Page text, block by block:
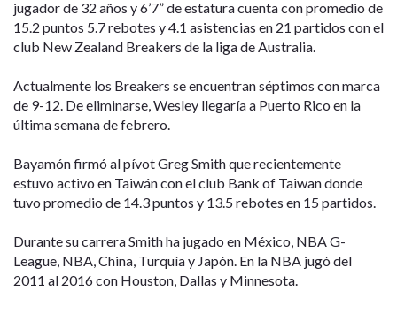
jugador de 32 años y 6’7” de estatura cuenta con promedio de
15.2 puntos 5.7 rebotes y 4.1 asistencias en 21 partidos con el
club New Zealand Breakers de la liga de Australia.
Actualmente los Breakers se encuentran séptimos con marca
de 9-12. De eliminarse, Wesley llegaría a Puerto Rico en la
última semana de febrero.
Bayamón firmó al pívot Greg Smith que recientemente
estuvo activo en Taiwán con el club Bank of Taiwan donde
tuvo promedio de 14.3 puntos y 13.5 rebotes en 15 partidos.
Durante su carrera Smith ha jugado en México, NBA G-
League, NBA, China, Turquía y Japón. En la NBA jugó del
2011 al 2016 con Houston, Dallas y Minnesota.